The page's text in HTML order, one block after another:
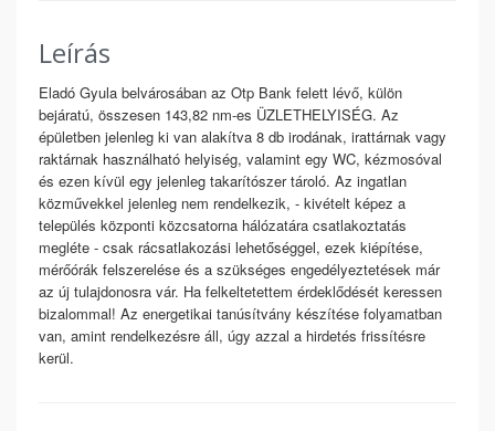
Leírás
Eladó Gyula belvárosában az Otp Bank felett lévő, külön
bejáratú, összesen 143,82 nm-es ÜZLETHELYISÉG. Az
épületben jelenleg ki van alakítva 8 db irodának, irattárnak vagy
raktárnak használható helyiség, valamint egy WC, kézmosóval
és ezen kívül egy jelenleg takarítószer tároló. Az ingatlan
közművekkel jelenleg nem rendelkezik, - kivételt képez a
település központi közcsatorna hálózatára csatlakoztatás
megléte - csak rácsatlakozási lehetőséggel, ezek kiépítése,
mérőórák felszerelése és a szükséges engedélyeztetések már
az új tulajdonosra vár. Ha felkeltetettem érdeklődését keressen
bizalommal! Az energetikai tanúsítvány készítése folyamatban
van, amint rendelkezésre áll, úgy azzal a hirdetés frissítésre
kerül.